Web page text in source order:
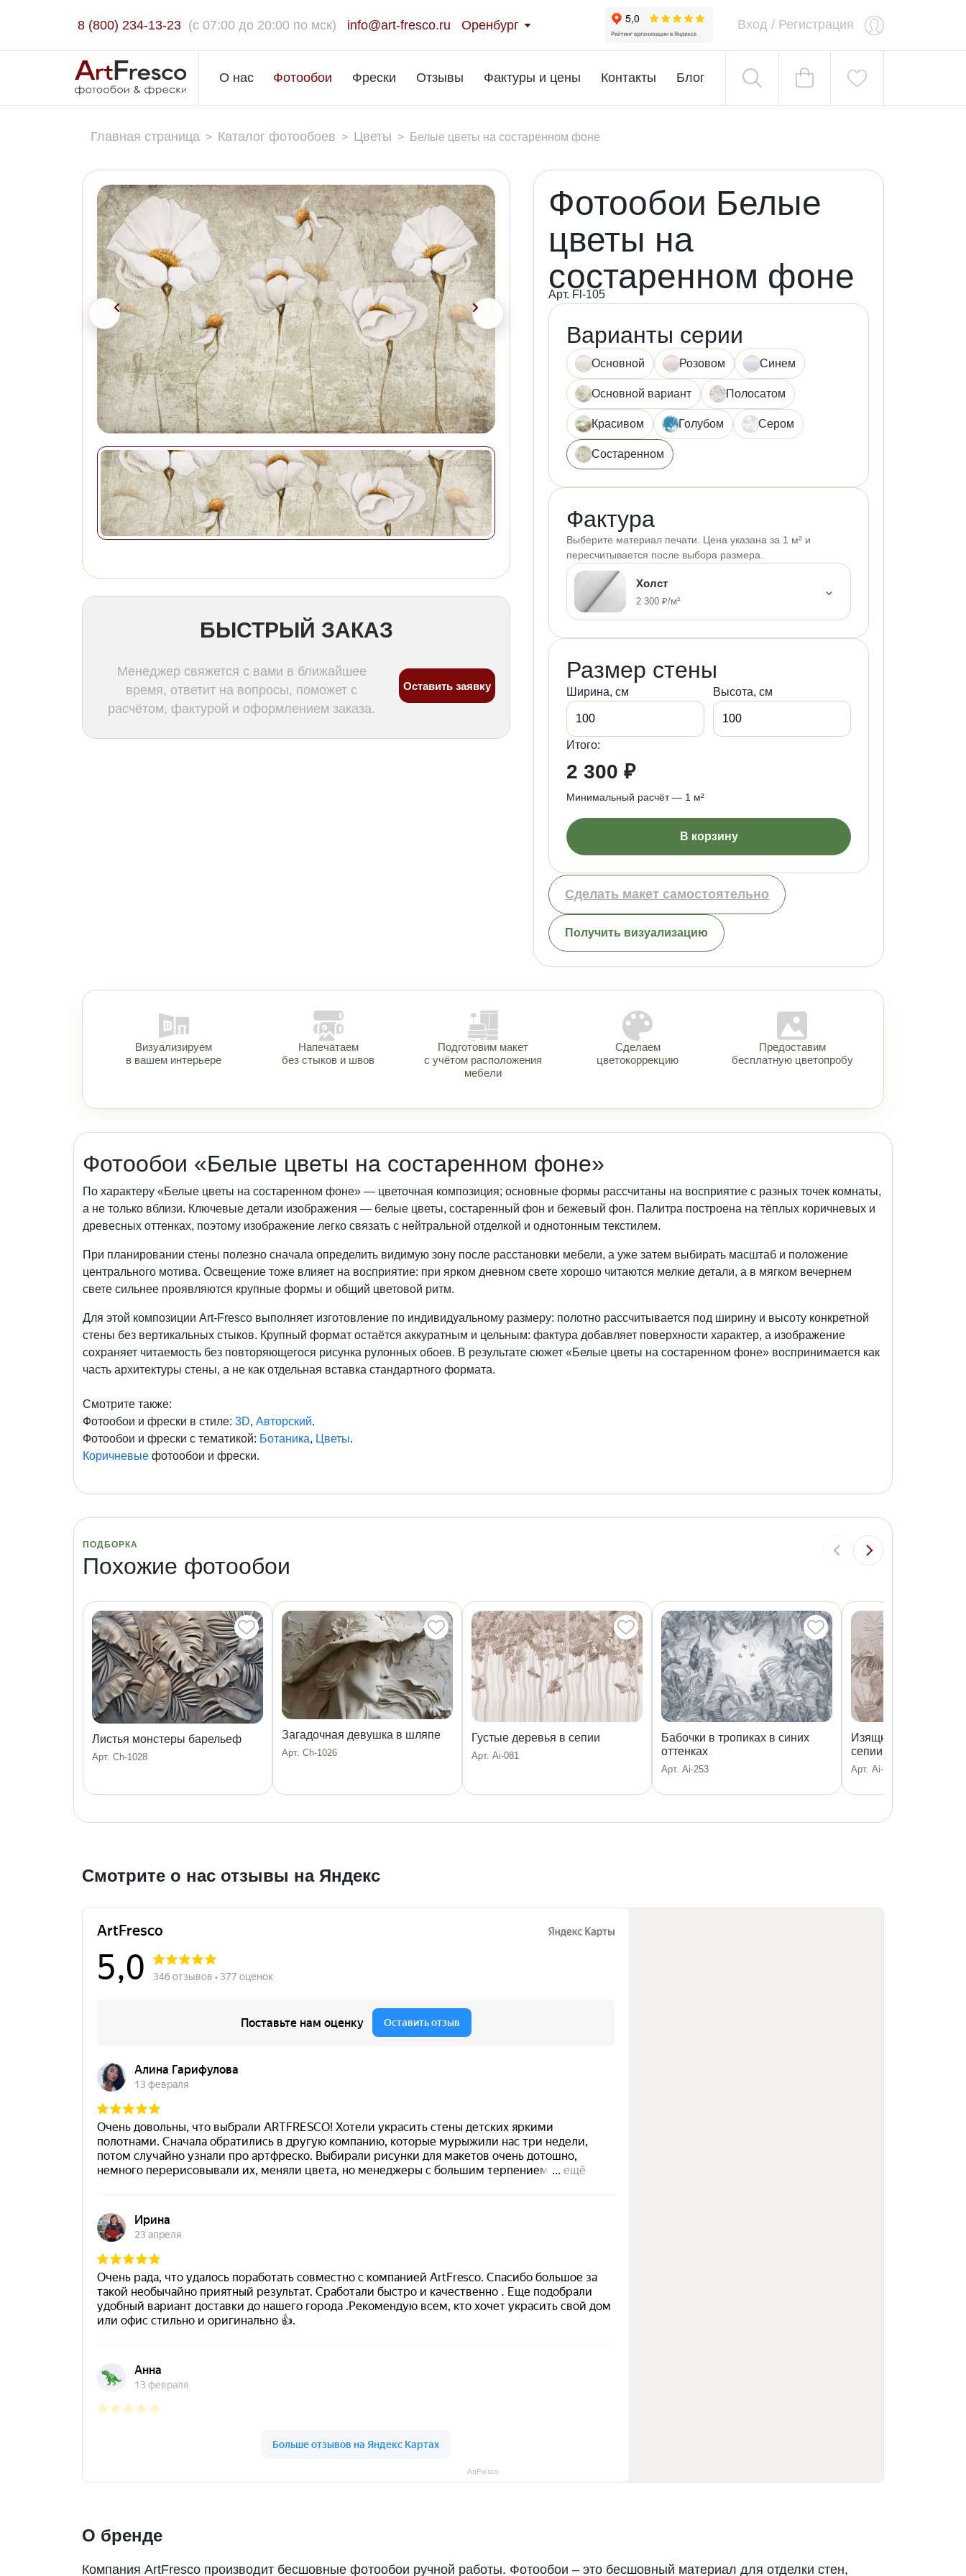
8 (800) 234-13-23 (c 07:00 до 20:00 по мск) info@art-fresco.ru Оренбург Вход / Регистрация
О нас Фотообои Фрески Отзывы Фактуры и цены Контакты Блог
Главная страница > Каталог фотообоев > Цветы > Белые цветы на состаренном фоне
БЫСТРЫЙ ЗАКАЗ
Менеджер свяжется с вами в ближайшее
время, ответит на вопросы, поможет с
расчётом, фактурой и оформлением заказа.
Оставить заявку
Фотообои Белые
цветы на
состаренном фоне
Арт. Fl-105
Варианты серии
Основной Розовом Синем
Основной вариант Полосатом
Красивом Голубом Сером
Состаренном
Фактура
Выберите материал печати. Цена указана за 1 м² и
пересчитывается после выбора размера.
Холст
2 300 ₽/м²
⌄
Размер стены
Ширина, см Высота, см
Итого:
2 300 ₽
Минимальный расчёт — 1 м²
В корзину
Сделать макет самостоятельно
Получить визуализацию
Визуализируем
в вашем интерьере
Напечатаем
без стыков и швов
Подготовим макет
с учётом расположения
мебели
Сделаем
цветокоррекцию
Предоставим
бесплатную цветопробу
Фотообои «Белые цветы на состаренном фоне»
По характеру «Белые цветы на состаренном фоне» — цветочная композиция; основные формы рассчитаны на восприятие с разных точек комнаты,
а не только вблизи. Ключевые детали изображения — белые цветы, состаренный фон и бежевый фон. Палитра построена на тёплых коричневых и
древесных оттенках, поэтому изображение легко связать с нейтральной отделкой и однотонным текстилем.
При планировании стены полезно сначала определить видимую зону после расстановки мебели, а уже затем выбирать масштаб и положение
центрального мотива. Освещение тоже влияет на восприятие: при ярком дневном свете хорошо читаются мелкие детали, а в мягком вечернем
свете сильнее проявляются крупные формы и общий цветовой ритм.
Для этой композиции Art-Fresco выполняет изготовление по индивидуальному размеру: полотно рассчитывается под ширину и высоту конкретной
стены без вертикальных стыков. Крупный формат остаётся аккуратным и цельным: фактура добавляет поверхности характер, а изображение
сохраняет читаемость без повторяющегося рисунка рулонных обоев. В результате сюжет «Белые цветы на состаренном фоне» воспринимается как
часть архитектуры стены, а не как отдельная вставка стандартного формата.
Смотрите также:
Фотообои и фрески в стиле: 3D, Авторский.
Фотообои и фрески с тематикой: Ботаника, Цветы.
Коричневые фотообои и фрески.
ПОДБОРКА
Похожие фотообои
Листья монстеры барельеф
Арт. Ch-1028
Загадочная девушка в шляпе
Арт. Ch-1026
Густые деревья в сепии
Арт. Ai-081
Бабочки в тропиках в синих
оттенках
Арт. Ai-253
Изящные
сепии
Арт. Ai-128
Смотрите о нас отзывы на Яндекс
ArtFresco
О бренде
Компания ArtFresco производит бесшовные фотообои ручной работы. Фотообои – это бесшовный материал для отделки стен,